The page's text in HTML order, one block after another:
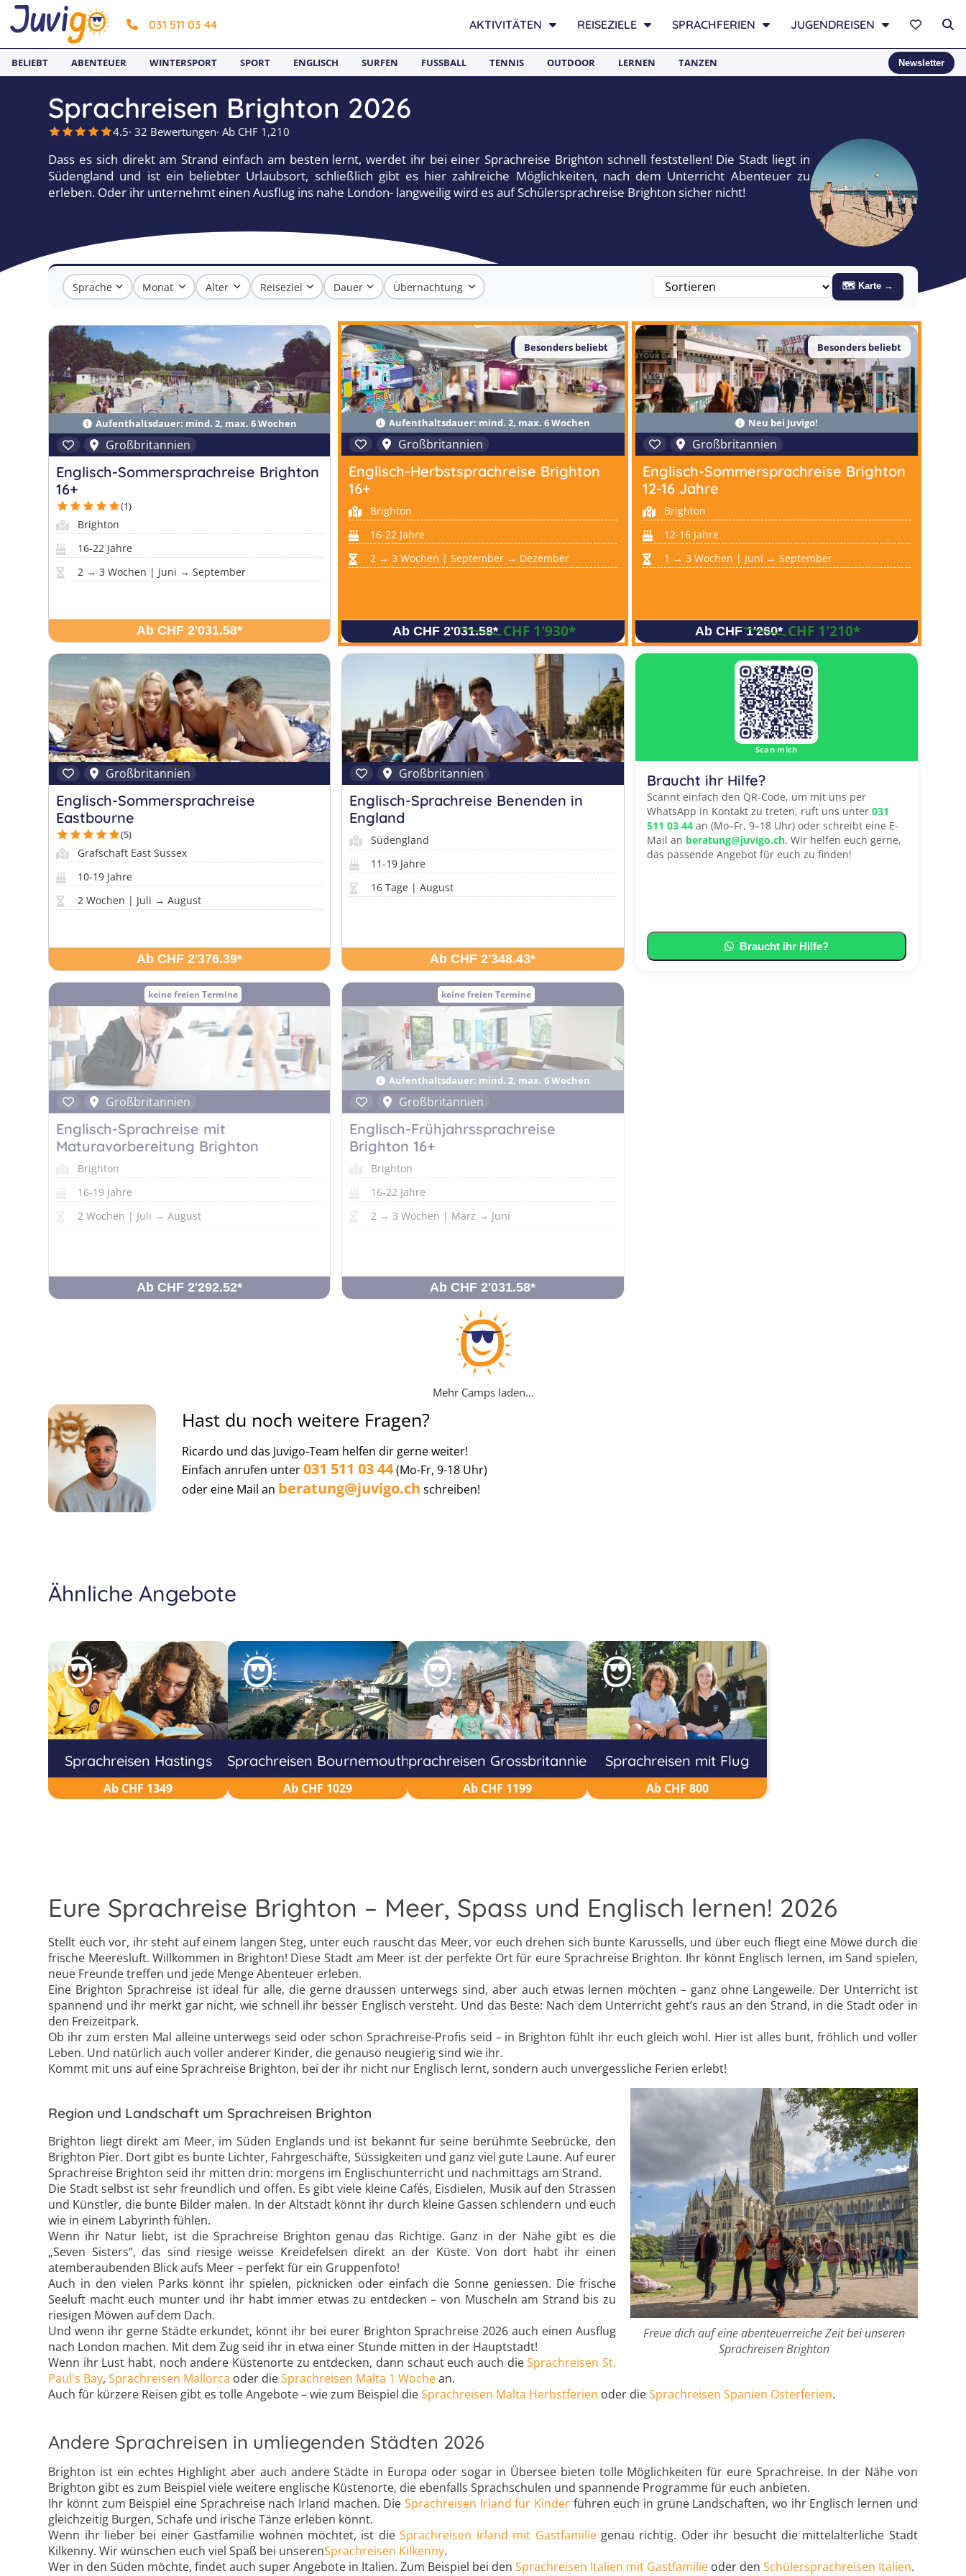
031 511 03 44 AKTIVITÄTEN REISEZIELE SPRACHFERIEN JUGENDREISEN
BELIEBT ABENTEUER WINTERSPORT SPORT ENGLISCH SURFEN FUSSBALL TENNIS OUTDOOR LERNEN TANZEN Newsletter
Sprachreisen Brighton 2026
4.5· 32 Bewertungen· Ab CHF 1,210
Dass es sich direkt am Strand einfach am besten lernt, werdet ihr bei einer Sprachreise Brighton schnell feststellen! Die Stadt liegt in
Südengland und ist ein beliebter Urlaubsort, schließlich gibt es hier zahlreiche Möglichkeiten, nach dem Unterricht Abenteuer zu
erleben. Oder ihr unternehmt einen Ausflug ins nahe London- langweilig wird es auf Schülersprachreise Brighton sicher nicht!
Sprache Monat Alter Reiseziel Dauer Übernachtung 🗺 Karte →
Aufenthaltsdauer: mind. 2, max. 6 Wochen
Großbritannien
Englisch-Sommersprachreise Brighton
16+
(1)
Brighton
16-22 Jahre
2 → 3 Wochen | Juni → September
Ab CHF 2'031.58*
Aufenthaltsdauer: mind. 2, max. 6 Wochen
Besonders beliebt
Großbritannien
Englisch-Herbstsprachreise Brighton
16+
Brighton
16-22 Jahre
2 → 3 Wochen | September → Dezember
Ab CHF 2'031.58* CHF 1'930*
Neu bei Juvigo!
Besonders beliebt
Großbritannien
Englisch-Sommersprachreise Brighton
12-16 Jahre
Brighton
12-16 Jahre
1 → 3 Wochen | Juni → September
Ab CHF 1'260* CHF 1'210*
Großbritannien
Englisch-Sommersprachreise
Eastbourne
(5)
Grafschaft East Sussex
10-19 Jahre
2 Wochen | Juli → August
Ab CHF 2'376.39*
Großbritannien
Englisch-Sprachreise Benenden in
England
Südengland
11-19 Jahre
16 Tage | August
Ab CHF 2'348.43*
Scan mich
Braucht ihr Hilfe?
Scannt einfach den QR-Code, um mit uns per
WhatsApp in Kontakt zu treten, ruft uns unter 031
511 03 44an (Mo–Fr, 9–18 Uhr) oder schreibt eine E-
Mail an beratung@juvigo.ch. Wir helfen euch gerne,
das passende Angebot für euch zu finden!
Braucht ihr Hilfe?
keine freien Termine
Großbritannien
Englisch-Sprachreise mit
Maturavorbereitung Brighton
Brighton
16-19 Jahre
2 Wochen | Juli → August
Ab CHF 2'292.52*
keine freien Termine
Aufenthaltsdauer: mind. 2, max. 6 Wochen
Großbritannien
Englisch-Frühjahrssprachreise
Brighton 16+
Brighton
16-22 Jahre
2 → 3 Wochen | März → Juni
Ab CHF 2'031.58*
Mehr Camps laden...
Hast du noch weitere Fragen?
Ricardo und das Juvigo-Team helfen dir gerne weiter!
Einfach anrufen unter031 511 03 44(Mo-Fr, 9-18 Uhr)
oder eine Mail an beratung@juvigo.ch schreiben!
Ähnliche Angebote
Sprachreisen Hastings
Ab CHF 1349
Sprachreisen Bournemouth
Ab CHF 1029
Sprachreisen Grossbritannien
Ab CHF 1199
Sprachreisen mit Flug
Ab CHF 800
Eure Sprachreise Brighton – Meer, Spass und Englisch lernen! 2026
Stellt euch vor, ihr steht auf einem langen Steg, unter euch rauscht das Meer, vor euch drehen sich bunte Karussells, und über euch fliegt eine Möwe durch die
frische Meeresluft. Willkommen in Brighton! Diese Stadt am Meer ist der perfekte Ort für eure Sprachreise Brighton. Ihr könnt Englisch lernen, im Sand spielen,
neue Freunde treffen und jede Menge Abenteuer erleben.
Eine Brighton Sprachreise ist ideal für alle, die gerne draussen unterwegs sind, aber auch etwas lernen möchten – ganz ohne Langeweile. Der Unterricht ist
spannend und ihr merkt gar nicht, wie schnell ihr besser Englisch versteht. Und das Beste: Nach dem Unterricht geht’s raus an den Strand, in die Stadt oder in
den Freizeitpark.
Ob ihr zum ersten Mal alleine unterwegs seid oder schon Sprachreise-Profis seid – in Brighton fühlt ihr euch gleich wohl. Hier ist alles bunt, fröhlich und voller
Leben. Und natürlich auch voller anderer Kinder, die genauso neugierig sind wie ihr.
Kommt mit uns auf eine Sprachreise Brighton, bei der ihr nicht nur Englisch lernt, sondern auch unvergessliche Ferien erlebt!
Freue dich auf eine abenteuerreiche Zeit bei unseren
Sprachreisen Brighton
Region und Landschaft um Sprachreisen Brighton
Brighton liegt direkt am Meer, im Süden Englands und ist bekannt für seine berühmte Seebrücke, den
Brighton Pier. Dort gibt es bunte Lichter, Fahrgeschäfte, Süssigkeiten und ganz viel gute Laune. Auf eurer
Sprachreise Brighton seid ihr mitten drin: morgens im Englischunterricht und nachmittags am Strand.
Die Stadt selbst ist sehr freundlich und offen. Es gibt viele kleine Cafés, Eisdielen, Musik auf den Strassen
und Künstler, die bunte Bilder malen. In der Altstadt könnt ihr durch kleine Gassen schlendern und euch
wie in einem Labyrinth fühlen.
Wenn ihr Natur liebt, ist die Sprachreise Brighton genau das Richtige. Ganz in der Nähe gibt es die
„Seven Sisters“, das sind riesige weisse Kreidefelsen direkt an der Küste. Von dort habt ihr einen
atemberaubenden Blick aufs Meer – perfekt für ein Gruppenfoto!
Auch in den vielen Parks könnt ihr spielen, picknicken oder einfach die Sonne geniessen. Die frische
Seeluft macht euch munter und ihr habt immer etwas zu entdecken – von Muscheln am Strand bis zu
riesigen Möwen auf dem Dach.
Und wenn ihr gerne Städte erkundet, könnt ihr bei eurer Brighton Sprachreise 2026 auch einen Ausflug
nach London machen. Mit dem Zug seid ihr in etwa einer Stunde mitten in der Hauptstadt!
Wenn ihr Lust habt, noch andere Küstenorte zu entdecken, dann schaut euch auch dieSprachreisen St.
Paul's Bay,Sprachreisen Mallorca oder dieSprachreisen Malta 1 Wochean.
Auch für kürzere Reisen gibt es tolle Angebote – wie zum Beispiel dieSprachreisen Malta Herbstferien oder dieSprachreisen Spanien Osterferien.
Andere Sprachreisen in umliegenden Städten 2026
Brighton ist ein echtes Highlight aber auch andere Städte in Europa oder sogar in Übersee bieten tolle Möglichkeiten für eure Sprachreise. In der Nähe von
Brighton gibt es zum Beispiel viele weitere englische Küstenorte, die ebenfalls Sprachschulen und spannende Programme für euch anbieten.
Ihr könnt zum Beispiel eine Sprachreise nach Irland machen. Die Sprachreisen Irland für Kinder führen euch in grüne Landschaften, wo ihr Englisch lernen und
gleichzeitig Burgen, Schafe und irische Tänze erleben könnt.
Wenn ihr lieber bei einer Gastfamilie wohnen möchtet, ist dieSprachreisen Irland mit Gastfamiliegenau richtig. Oder ihr besucht die mittelalterliche Stadt
Kilkenny. Wir wünschen euch viel Spaß bei unserenSprachreisen Kilkenny.
Wer in den Süden möchte, findet auch super Angebote in Italien. Zum Beispiel bei denSprachreisen Italien mit Gastfamilie oder denSchülersprachreisen Italien.